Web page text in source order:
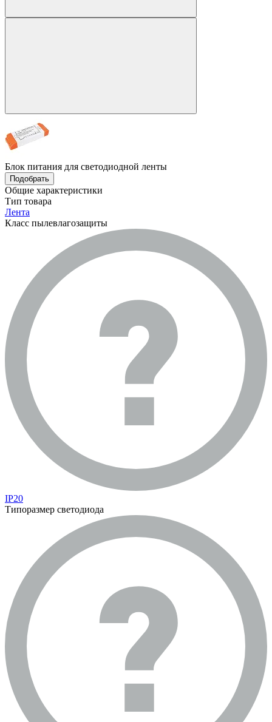
Блок питания для светодиодной ленты
Подобрать
Общие характеристики
Тип товара
Лента
Класс пылевлагозащиты
IP20
Типоразмер светодиода